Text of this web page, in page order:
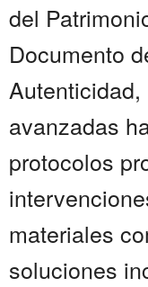
del
Documento
avanzadas
protocolos
materiales
soluciones